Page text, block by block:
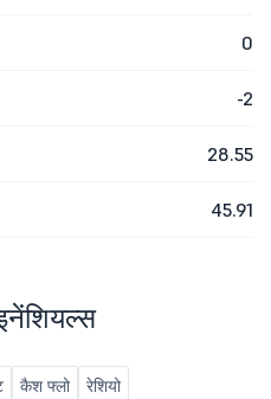
0
-2
28.55
45.91
कैश फ्लो रेशियो